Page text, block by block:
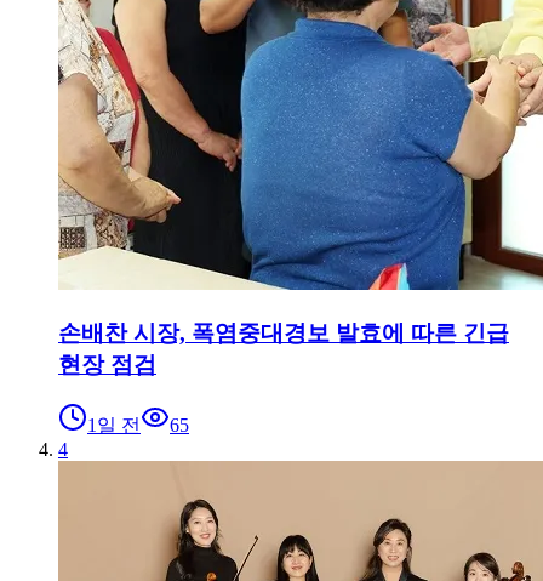
손배찬 시장, 폭염중대경보 발효에 따른 긴급
현장 점검
1일 전
65
4